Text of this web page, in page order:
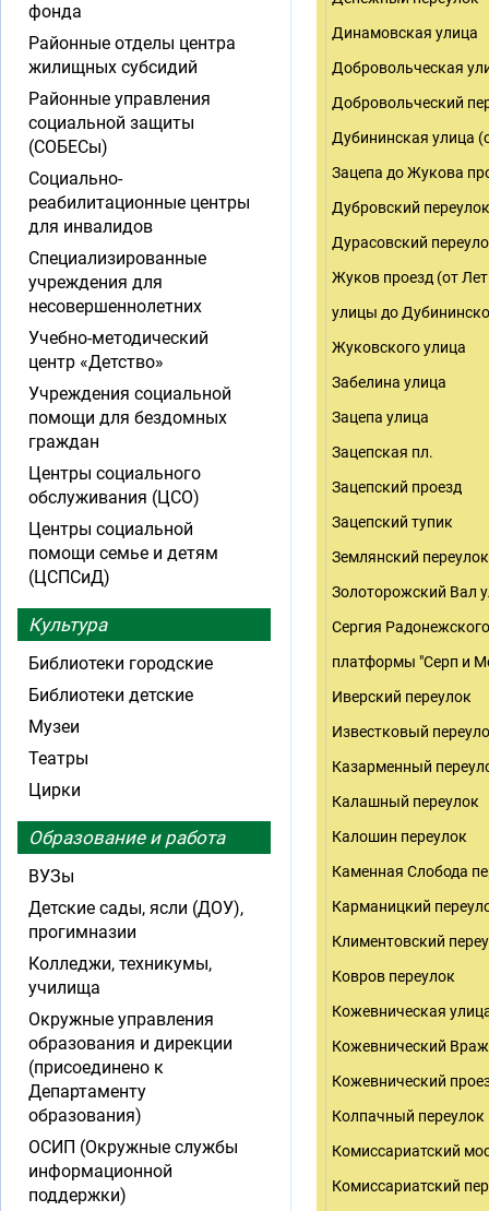
Динамовская улица
Добровольческая
Добровольческий
Дубининская улица
Зацепа до Жукова
Дубровский переулок
Дурасовский
Жуков проезд (от
улицы до
Жуковского улица
Забелина улица
Зацепа улица
Зацепская пл.
Зацепский проезд
Зацепский тупик
Землянский переулок
Золоторожский Вал
Сергия
платформы "Серп и
Иверский переулок
Известковый
Казарменный
Калашный переулок
Калошин переулок
Каменная Слобода
Карманицкий
Климентовский
Ковров переулок
Кожевническая
Кожевнический
Кожевнический
Колпачный переулок
Комиссариатский
Комиссариатский
фонда
Районные отделы центра
жилищных субсидий
Районные управления
социальной защиты
(СОБЕСы)
Социально-
реабилитационные центры
для инвалидов
Специализированные
учреждения для
несовершеннолетних
Учебно-методический
центр «Детство»
Учреждения социальной
помощи для бездомных
граждан
Центры социального
обслуживания (ЦСО)
Центры социальной
помощи семье и детям
(ЦСПСиД)
Культура
Библиотеки городские
Библиотеки детские
Музеи
Театры
Цирки
Образование и работа
ВУЗы
Детские сады, ясли (ДОУ),
прогимназии
Колледжи, техникумы,
училища
Окружные управления
образования и дирекции
(присоединено к
Департаменту
образования)
ОСИП (Окружные службы
информационной
поддержки)